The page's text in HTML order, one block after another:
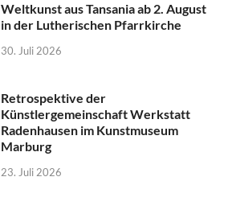
Weltkunst aus Tansania ab 2. August
in der Lutherischen Pfarrkirche
30. Juli 2026
Retrospektive der
Künstlergemeinschaft Werkstatt
Radenhausen im Kunstmuseum
Marburg
23. Juli 2026